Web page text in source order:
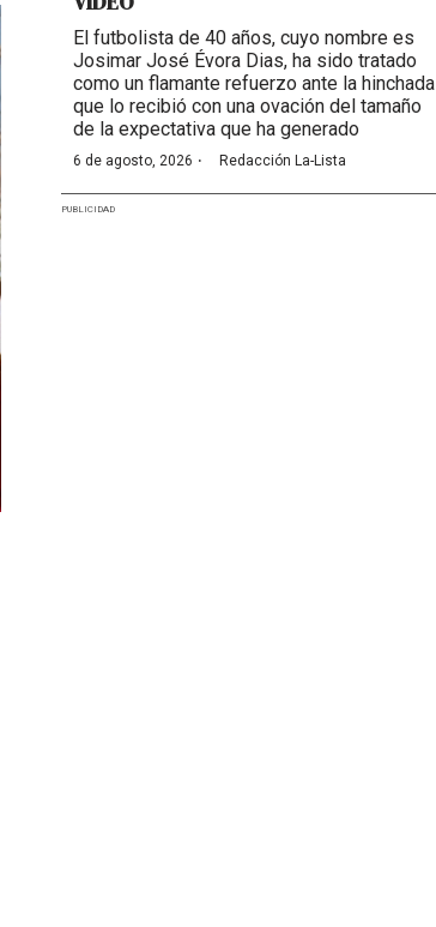
El futbolista de 40 años, cuyo nombre es
Josimar José Évora Dias, ha sido tratado
como un flamante refuerzo ante la hinchada
que lo recibió con una ovación del tamaño
de la expectativa que ha generado
6 de agosto, 2026 · Redacción La-Lista
PUBLICIDAD